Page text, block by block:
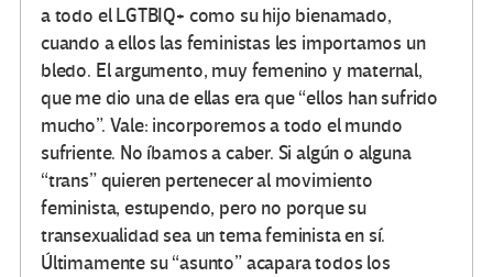
a todo el LGTBIQ+ como su hijo bienamado,
cuando a ellos las feministas les importamos un
bledo. El argumento, muy femenino y maternal,
que me dio una de ellas era que “ellos han sufrido
mucho”. Vale: incorporemos a todo el mundo
sufriente. No íbamos a caber. Si algún o alguna
“trans” quieren pertenecer al movimiento
feminista, estupendo, pero no porque su
transexualidad sea un tema feminista en sí.
Últimamente su “asunto” acapara todos los